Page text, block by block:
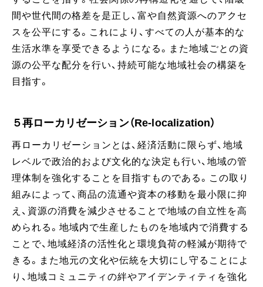
間や世代間の格差を是正し、富や自然資源へのアクセ
スを公平にする。これにより、すべての人が基本的な
生活水準を享受できるようになる。また地域ごとの資
源の公平な配分を行い、持続可能な地域社会の構築を
目指す。
５再ローカリゼーション（Re-localization）
再ローカリゼーションとは、経済活動に限らず、地域
レベルで政治的および文化的な決定も行い、地域の管
理体制を強化することを目指すものである。この取り
組みによって、商品の流通や資本の移動を最小限に抑
え、資源の消費を減少させることで地域の自立性を高
められる。地域内で生産したものを地域内で消費する
ことで、地域経済の活性化と環境負荷の軽減が期待で
きる。また地元の文化や伝統を大切にし守ることによ
り、地域コミュニティの絆やアイデンティティを強化